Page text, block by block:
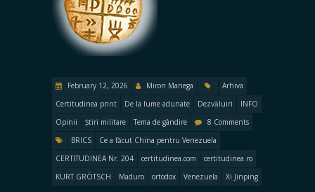
February 12, 2026 Miron Manega
Arhiva
Certitudinea print
De la lume adunate Dezvăluiri
INFO
Opinii
Știri militare Tema de gândire
8 Comments
BRICS
Ce a făcut China pentru Venezuela
CERTITUDINEA Nr. 204
certitudinea.com
certitudinea.ro
KURT GRÖTSCH
Maduro ortodox Venezuela Xi Jinping